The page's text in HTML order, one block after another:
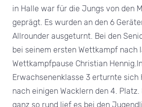
in Halle war für die Jungs von den
geprägt. Es wurden an den 6
Allrounder ausgeturnt. Bei den
bei seinem ersten Wettkampf nach
Wettkampfpause Christian
Erwachsenenklasse 3 erturnte sich
nach einigen Wacklern den 4.
ganz so rund lief es bei den